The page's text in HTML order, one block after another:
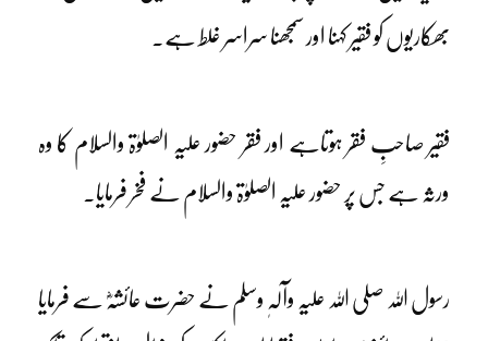
بھکاریوں کو فقیر کہنا اور سمجھنا سراسر غلط ہے۔
فقیر صاحبِ فقر ہوتاہے اور فقر حضور علیہ الصلوٰۃ والسلام کا وہ
ورثہ ہے جس پر حضور علیہ الصلوٰۃ والسلام نے فخر فرمایا۔
رسول اللہ صلی اللہ علیہ وآلہٖ وسلم نے حضرت عائشہؓ سے فرمایا